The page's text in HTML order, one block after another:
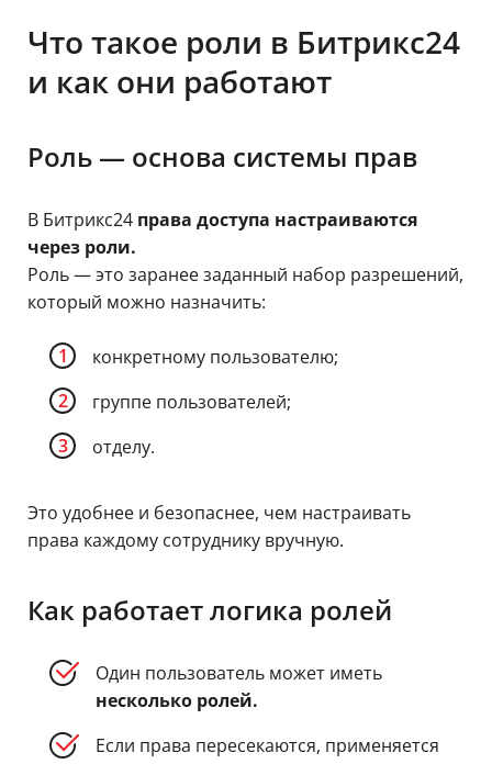
Что такое роли в Битрикс24
и как они работают
Роль — основа системы прав
В Битрикс24 права доступа настраиваются
через роли.
Роль — это заранее заданный набор разрешений,
который можно назначить:
конкретному пользователю;
группе пользователей;
отделу.
Это удобнее и безопаснее, чем настраивать
права каждому сотруднику вручную.
Как работает логика ролей
Один пользователь может иметь
несколько ролей.
Если права пересекаются, применяется